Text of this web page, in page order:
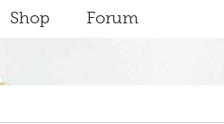
Shop Forum